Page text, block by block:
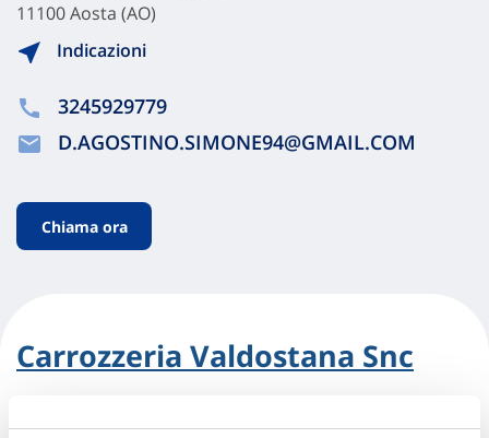
11100 Aosta (AO)
Indicazioni
3245929779
D.AGOSTINO.SIMONE94@GMAIL.COM
Chiama ora
Carrozzeria Valdostana Snc